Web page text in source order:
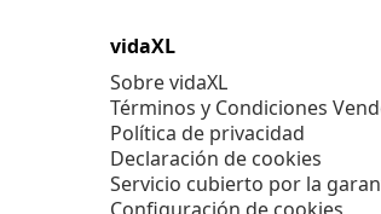
vidaXL
Sobre vidaXL
Términos y Condiciones
Política de privacidad
Declaración de cookies
Servicio cubierto por la